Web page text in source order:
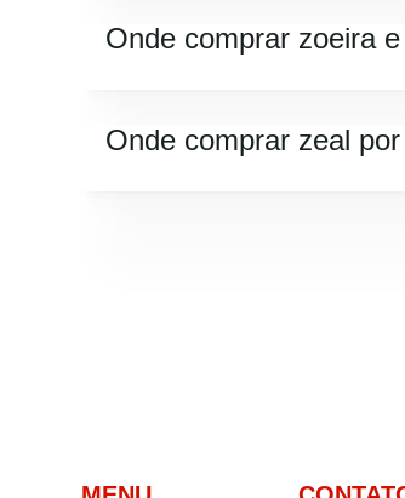
Onde comprar zoeira
Onde comprar zeal